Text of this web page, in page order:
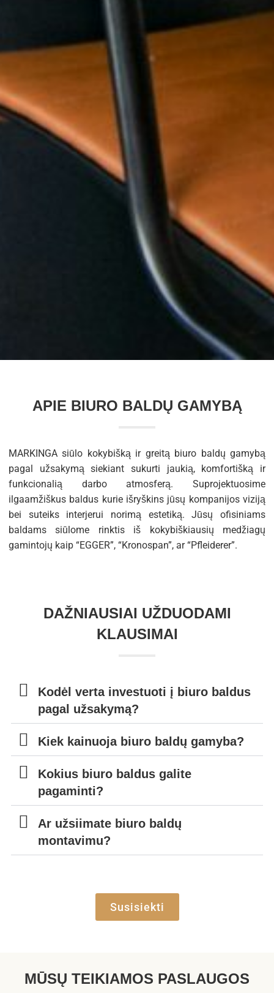
APIE BIURO BALDŲ GAMYBĄ
MARKINGA siūlo kokybišką ir greitą biuro baldų gamybą
pagal užsakymą siekiant sukurti jaukią, komfortišką ir
funkcionalią darbo atmosferą. Suprojektuosime
ilgaamžiškus baldus kurie išryškins jūsų kompanijos viziją
bei suteiks interjerui norimą estetiką. Jūsų ofisiniams
baldams siūlome rinktis iš kokybiškiausių medžiagų
gamintojų kaip “EGGER”, “Kronospan”, ar “Pfleiderer”.
DAŽNIAUSIAI UŽDUODAMI
KLAUSIMAI
Kodėl verta investuoti į biuro baldus
pagal užsakymą?
Kiek kainuoja biuro baldų gamyba?
Kokius biuro baldus galite
pagaminti?
Ar užsiimate biuro baldų
montavimu?
Susisiekti
MŪSŲ TEIKIAMOS PASLAUGOS